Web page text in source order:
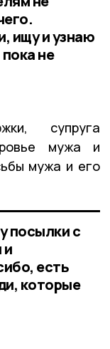
ищу и узнаю
не
супруга
мужа и
мужа и его
посылки с
и
есть
которые